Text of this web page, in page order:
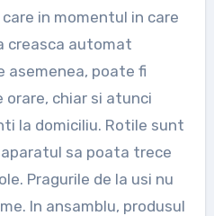
in momentul in care
creasca automat
asemenea, poate fi
chiar si atunci
la domiciliu. Rotile sunt
sa poata trece
Pragurile de la usi nu
In ansamblu, produsul